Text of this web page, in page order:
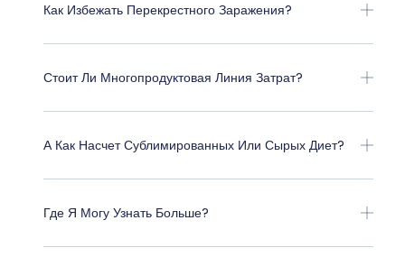
Как Избежать Перекрестного Заражения?
Стоит Ли Многопродуктовая Линия Затрат?
А Как Насчет Сублимированных Или Сырых Диет?
Где Я Могу Узнать Больше?